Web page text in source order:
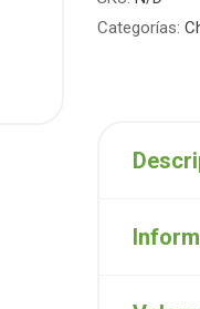
Categorías: